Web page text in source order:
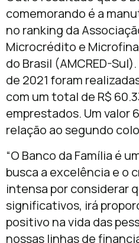
comemorando é a
no ranking da
Microcrédito e
do Brasil (AMCRED-
de 2021 foram
com um total de R$
emprestados. Um valor
relação ao segundo
“O Banco da Família é
busca a excelência e o
intensa por considerar
significativos, irá
positivo na vida das
nossas linhas de